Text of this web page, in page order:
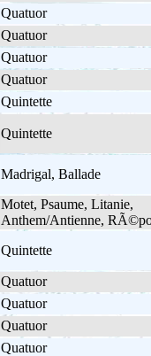
Quatuor
Quatuor
Quatuor
Quatuor
Quintette
Quintette
Madrigal, Ballade
Motet, Psaume, Litanie,
Anthem/Antienne,
Quintette
Quatuor
Quatuor
Quatuor
Quatuor